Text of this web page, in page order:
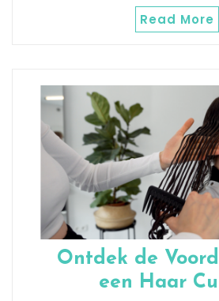
Read More
Ontdek de
een Haar